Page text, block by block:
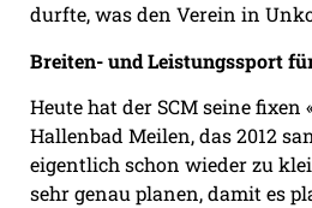
durfte, was den Verein in
Breiten- und Leistungssport
Heute hat der SCM seine fixen
Hallenbad Meilen, das 2012
eigentlich schon wieder zu
sehr genau planen, damit es